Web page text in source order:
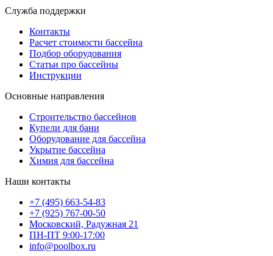
Служба поддержки
Контакты
Расчет стоимости бассейна
Подбор оборудования
Статьи про бассейны
Инструкции
Основные направления
Строительство бассейнов
Купели для бани
Оборудование для бассейна
Укрытие бассейна
Химия для бассейна
Наши контакты
+7 (495) 663-54-83
+7 (925) 767-00-50
Московский, Радужная 21
ПН-ПТ 9:00-17:00
info@poolbox.ru